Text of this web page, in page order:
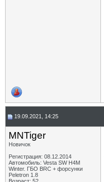
19.09.2021, 14:25
MNTiger
Новичок
Регистрация: 08.12.2014
Автомобиль: Vesta SW H4M
Winter. ГБО BRC + форсунки
Peletron 1.8